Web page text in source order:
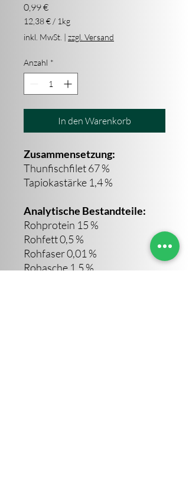
0,99 €Preis
12,38 € / 1kg
12,38 €
pro
Kilogramm
inkl. MwSt. | zzgl. Versand
Anzahl *
In den Warenkorb
Zusammensetzung:
Thunfischfilet 67 %
Tapiokastärke 1,4 %
Analytische Bestandteile:
Rohprotein 15 %
Rohfett 0,5 %
Rohfaser 0,01 %
Rohasche 1,5 %